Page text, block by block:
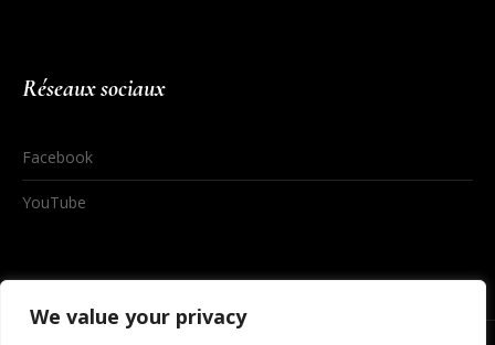
We value your privacy
Réseaux sociaux
Facebook
YouTube